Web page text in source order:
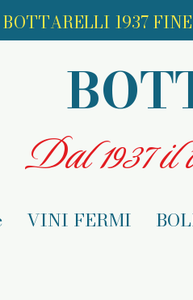
BOTTARELLI 1937
Dal 1937 il
VINI FERMI